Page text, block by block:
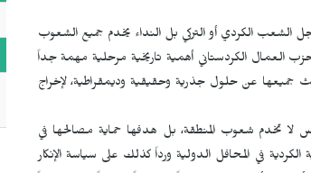
الكردي أو التركي بل النداء يخدم جميع الشعوب
العمال الكردستاني أهمية تاريخية مرحلية مهمة جداً
جميعها عن حلول جذرية وحقيقية وديمقراطية، لإخراج
لا تخدم شعوب المنطقة، بل هدفها حماية مصالحها في
في المحافل الدولية ورداً كذلك على سياسة الإنكار